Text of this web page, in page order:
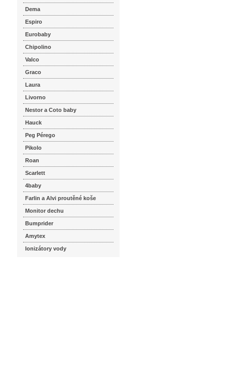
Dema
Espiro
Eurobaby
Chipolino
Valco
Graco
Laura
Livorno
Nestor a Coto baby
Hauck
Peg Pérego
Pikolo
Roan
Scarlett
4baby
Farlin a Alvi proutěné koše
Monitor dechu
Bumprider
Amytex
Ionizátory vody